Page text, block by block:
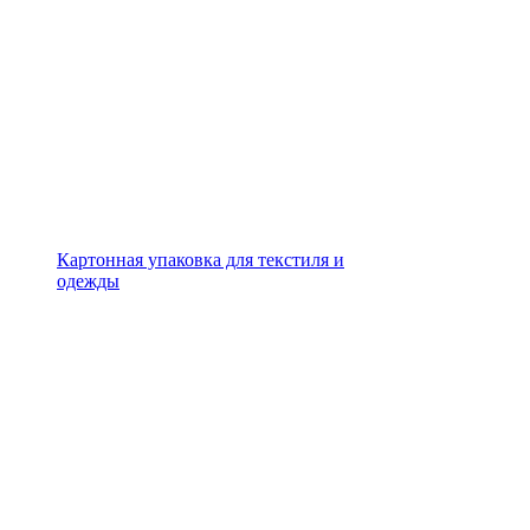
Картонная упаковка для текстиля и
одежды